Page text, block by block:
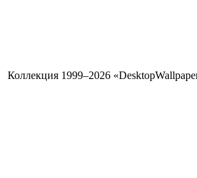
Коллекция 1999–2026